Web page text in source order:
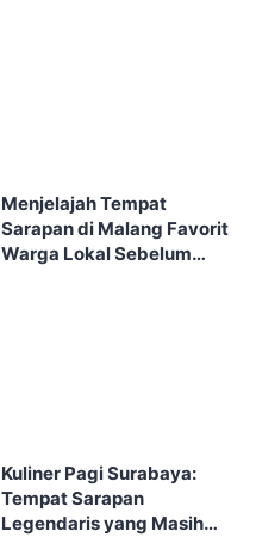
Menjelajah Tempat
Sarapan di Malang Favorit
Warga Lokal Sebelum
Kuliner Pagi Surabaya:
Tempat Sarapan
Legendaris yang Masih